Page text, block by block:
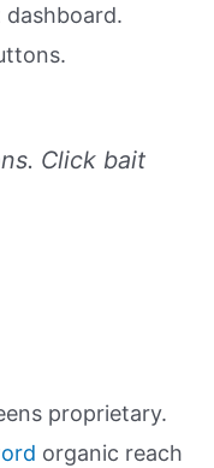
Click bait
proprietary.
organic reach